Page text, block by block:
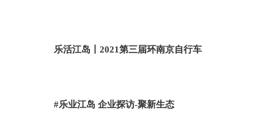
乐活江岛丨2021第三届环南京自行车
#乐业江岛 企业探访-聚新生态